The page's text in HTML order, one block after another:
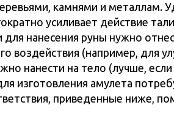
камнями и металлам.
усиливает действие
нанесения руны нужно
воздействия (например, для
нанести на тело (лучше,
изготовления амулета
приведенные ниже,